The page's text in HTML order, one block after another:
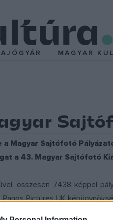
MAGYAR
Magyar Sajtófotó
a 43. Magyar Sajtófotó
összesen 7438 képpel
Pictures UK
fotóriportere és